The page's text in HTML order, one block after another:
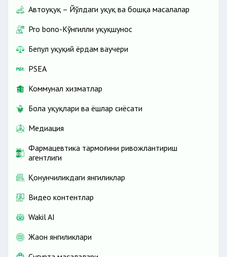
Автоҳуқуқ – Йўлдаги ҳуқуқ ва бошқа масалалар
Pro bono-Кўнгилли ҳуқуқшунос
Бепул ҳуқуқий ёрдам ваучери
PSEA
Коммунал хизматлар
Бола ҳуқуқлари ва ёшлар сиёсати
Медиация
Фармацевтика тармоғини ривожлантириш
агентлиги
Қонунчиликдаги янгиликлар
Видео контентлар
Wakil AI
Жаҳон янгиликлари